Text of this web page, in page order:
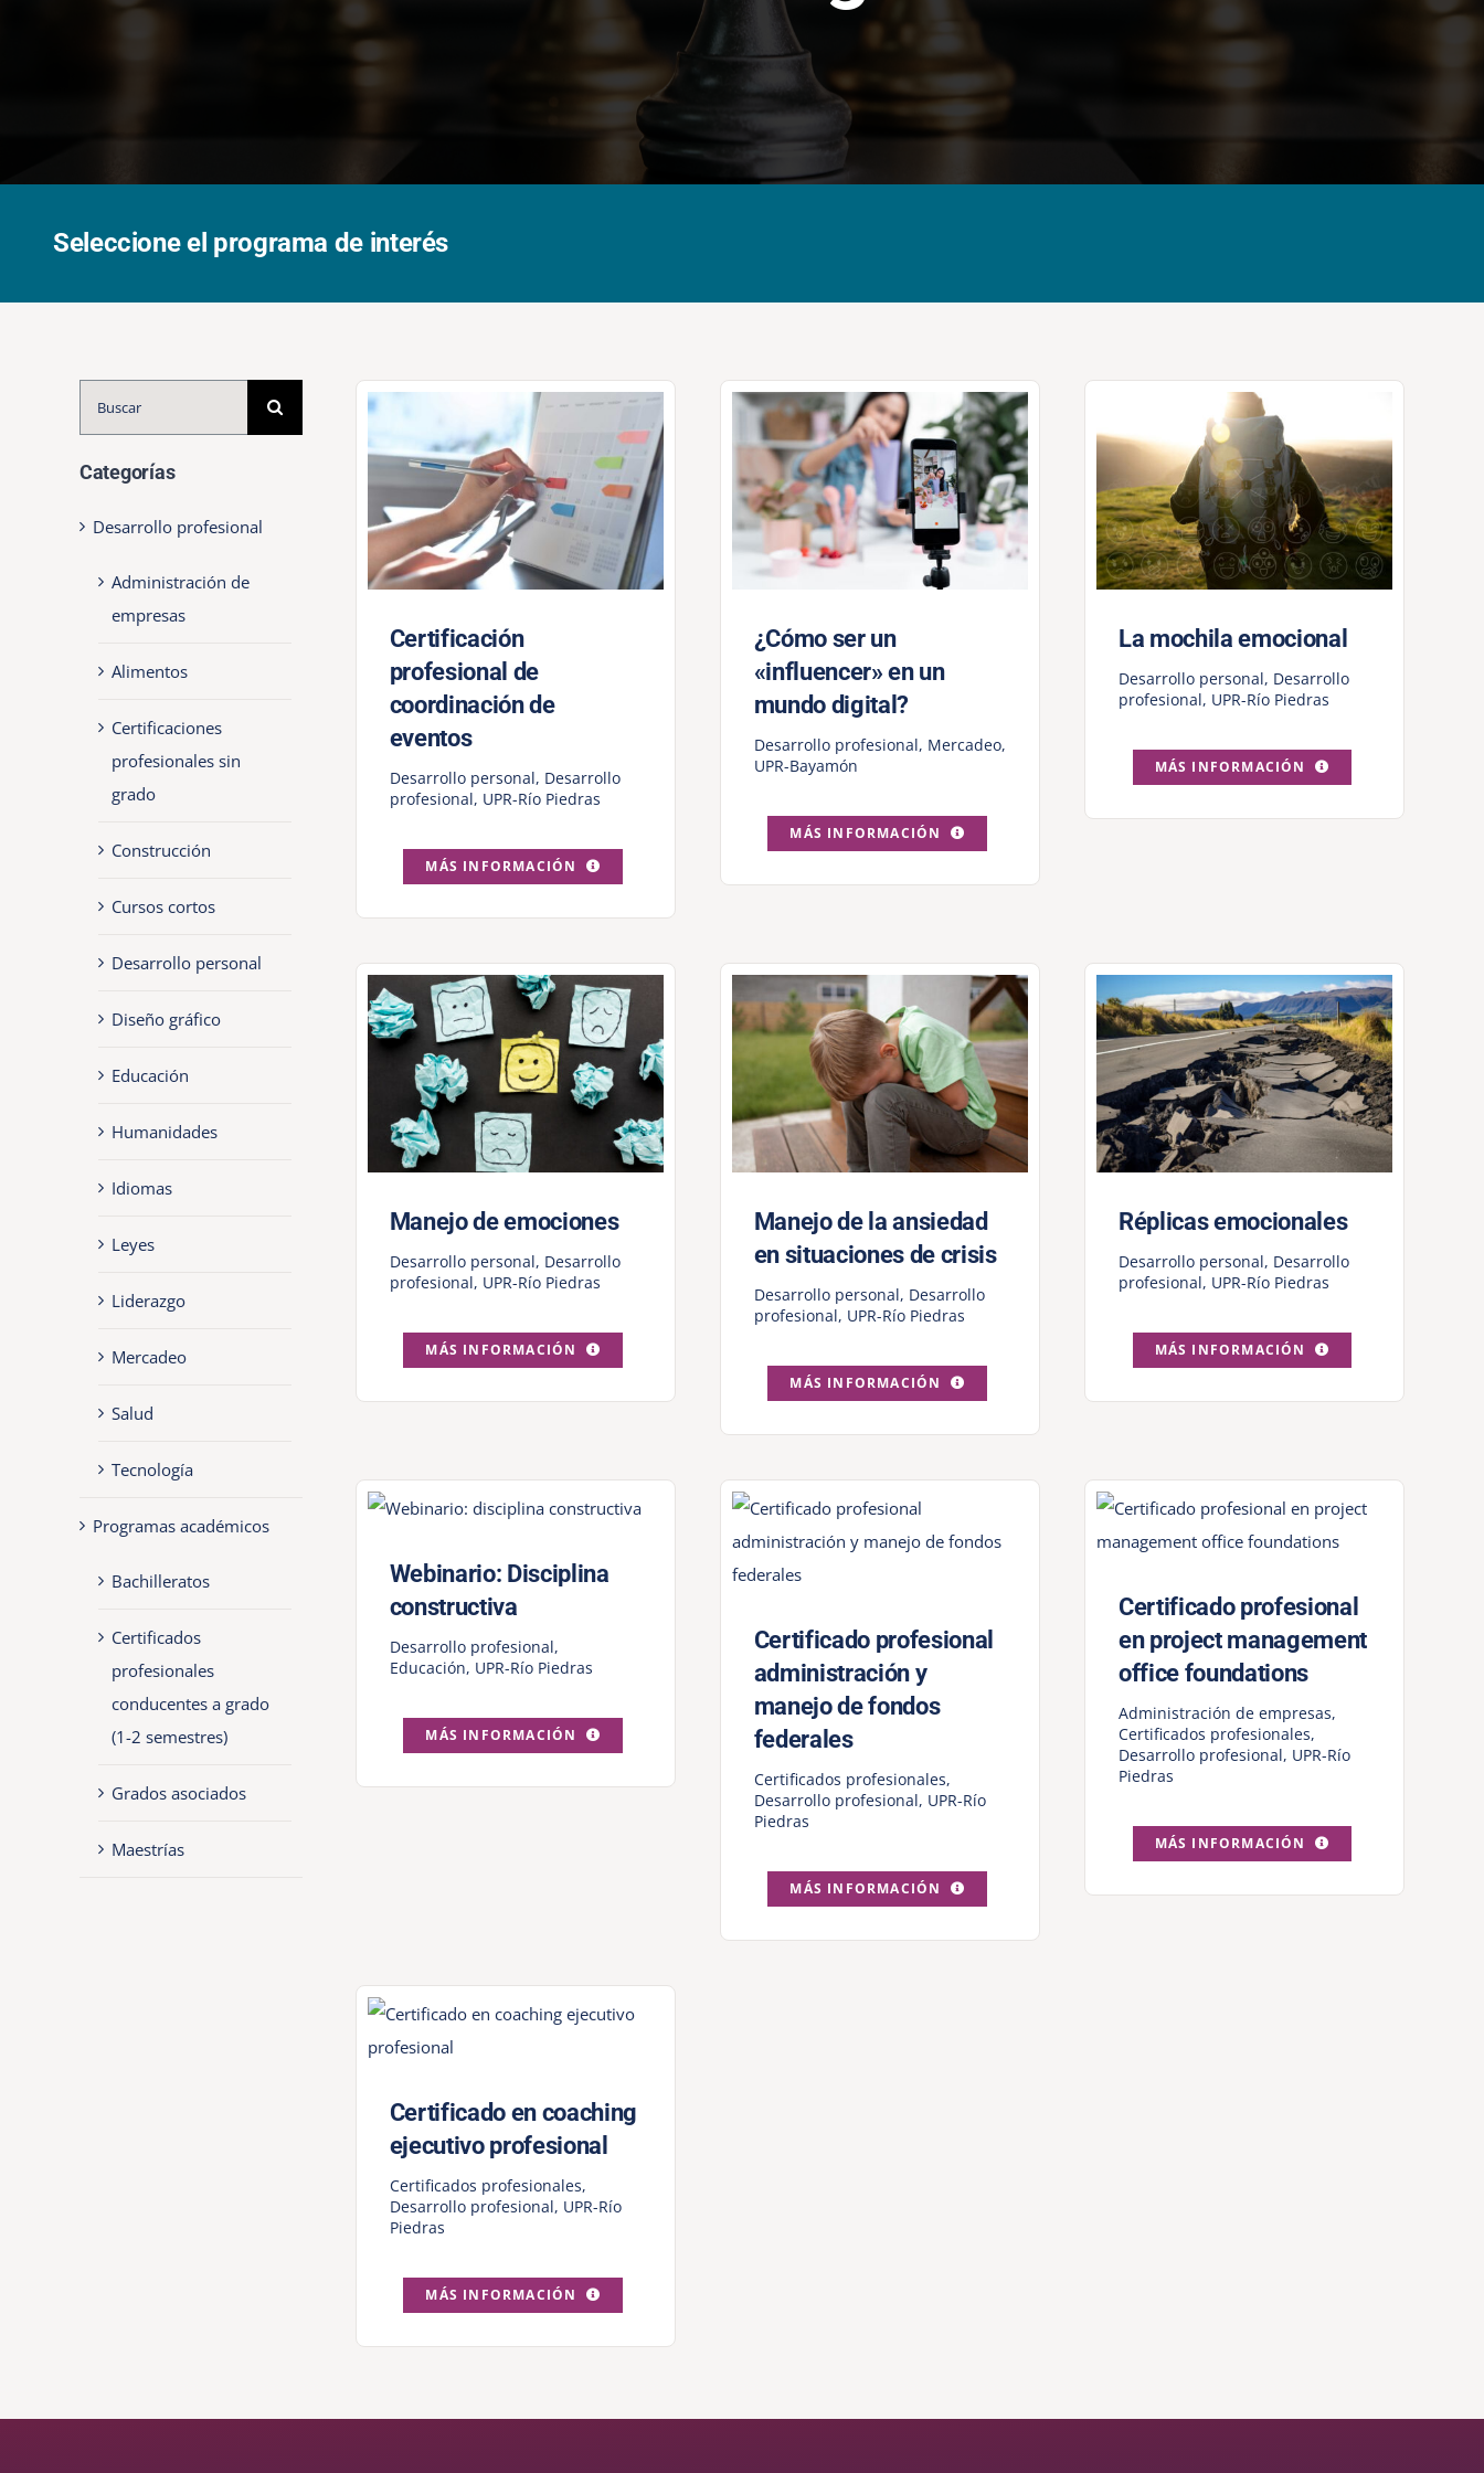
Seleccione el programa de interés
Categorías
Desarrollo profesional
Administración de
empresas
Alimentos
Certificaciones
profesionales sin
grado
Construcción
Cursos cortos
Desarrollo personal
Diseño gráfico
Educación
Humanidades
Idiomas
Leyes
Liderazgo
Mercadeo
Salud
Tecnología
Programas académicos
Bachilleratos
Certificados
profesionales
conducentes a grado
(1-2 semestres)
Grados asociados
Maestrías
Certificación
profesional de
coordinación de
eventos
Desarrollo personal, Desarrollo
profesional, UPR-Río Piedras
MÁS INFORMACIÓN
¿Cómo ser un
«influencer» en un
mundo digital?
Desarrollo profesional, Mercadeo,
UPR-Bayamón
MÁS INFORMACIÓN
La mochila emocional
Desarrollo personal, Desarrollo
profesional, UPR-Río Piedras
MÁS INFORMACIÓN
Manejo de emociones
Desarrollo personal, Desarrollo
profesional, UPR-Río Piedras
MÁS INFORMACIÓN
Manejo de la ansiedad
en situaciones de crisis
Desarrollo personal, Desarrollo
profesional, UPR-Río Piedras
MÁS INFORMACIÓN
Réplicas emocionales
Desarrollo personal, Desarrollo
profesional, UPR-Río Piedras
MÁS INFORMACIÓN
Webinario: Disciplina
constructiva
Desarrollo profesional,
Educación, UPR-Río Piedras
MÁS INFORMACIÓN
Certificado profesional
administración y
manejo de fondos
federales
Certificados profesionales,
Desarrollo profesional, UPR-Río
Piedras
MÁS INFORMACIÓN
Certificado profesional
en project management
office foundations
Administración de empresas,
Certificados profesionales,
Desarrollo profesional, UPR-Río
Piedras
MÁS INFORMACIÓN
Certificado en coaching
ejecutivo profesional
Certificados profesionales,
Desarrollo profesional, UPR-Río
Piedras
MÁS INFORMACIÓN